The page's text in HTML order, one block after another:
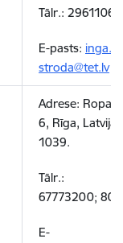
Tālr.: 29611066
E-pasts:
stroda@tet.lv
Adrese:
6, Rīga, Latvija,
1039.
Tālr.:
67773200;
E-